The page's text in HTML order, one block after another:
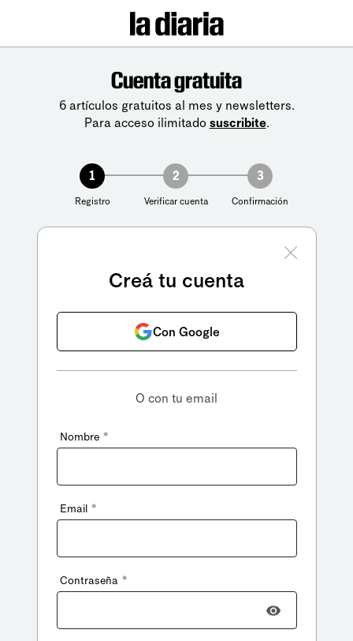
Cuenta gratuita
6 artículos gratuitos al mes y newsletters.
Para acceso ilimitado suscribite.
1
Registro
2
Verificar cuenta
3
Confirmación
Creá tu cuenta
Con Google
O con tu email
Nombre *
Email *
Contraseña *